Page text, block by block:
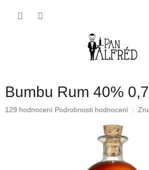
Bumbu Rum 40% 0,7l
Průměrné
129 hodnocení Podrobnosti hodnocení